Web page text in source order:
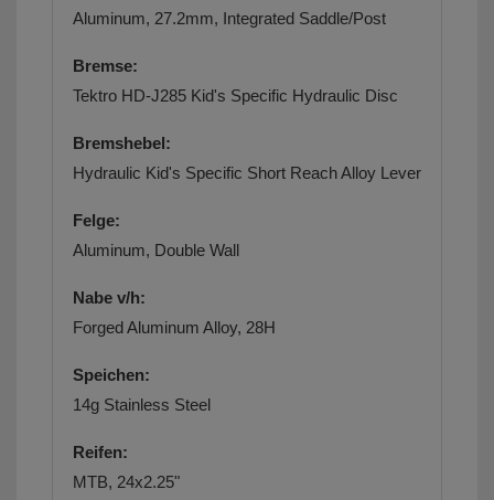
Aluminum, 27.2mm, Integrated Saddle/Post
Bremse:
Tektro HD-J285 Kid's Specific Hydraulic Disc
Bremshebel:
Hydraulic Kid's Specific Short Reach Alloy Lever
Felge:
Aluminum, Double Wall
Nabe v/h:
Forged Aluminum Alloy, 28H
Speichen:
14g Stainless Steel
Reifen:
MTB, 24x2.25"